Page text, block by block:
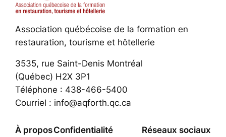
Association québécoise de la formation en
restauration, tourisme et hôtellerie
3535, rue Saint-Denis Montréal
(Québec) H2X 3P1
Téléphone : 438-466-5400
Courriel : info@aqforth.qc.ca
À proposConfidentialité Réseaux sociaux